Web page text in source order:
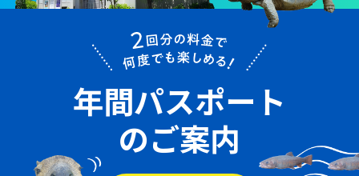
年間パスポート
のご案内